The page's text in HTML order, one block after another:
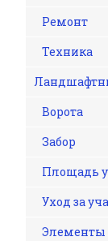
Ремонт
Техника
Ворота
Забор
Площадь
Уход за
Элементы